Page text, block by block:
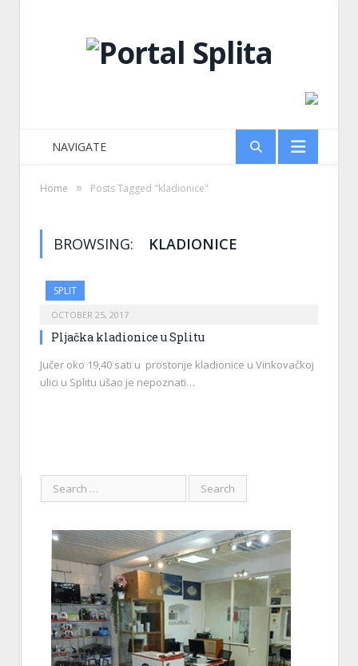
NAVIGATE
Home » Posts Tagged "kladionice"
BROWSING: KLADIONICE
SPLIT
OCTOBER 25, 2017
Pljačka kladionice u Splitu
Jučer oko 19,40 sati u prostorije kladionice u Vinkovačkoj
ulici u Splitu ušao je nepoznati…